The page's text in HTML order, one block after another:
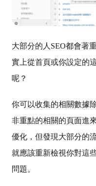
大部分的人SEO都會著
實上從首頁或你設定的
呢？
你可以收集的相關數據
非重點的相關的頁面進
優化，但發現大部分的
就應該重新檢視你對這
問題。